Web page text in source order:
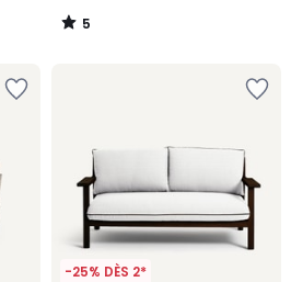
5
/
-25% DÈS 2*